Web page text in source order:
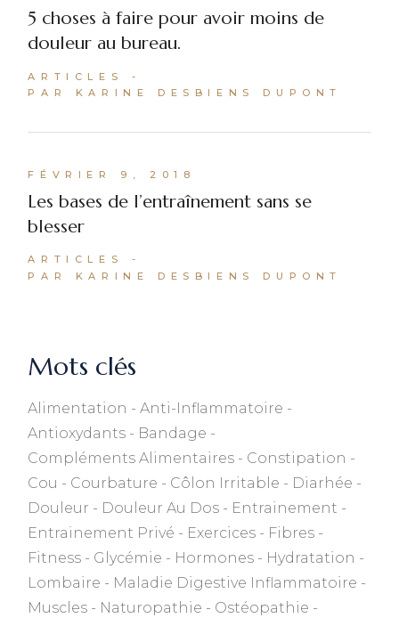
5 choses à faire pour avoir moins de
douleur au bureau.
ARTICLES
PAR KARINE DESBIENS DUPONT
FÉVRIER 9, 2018
Les bases de l’entraînement sans se
blesser
ARTICLES
PAR KARINE DESBIENS DUPONT
Mots clés
Alimentation
Anti-Inflammatoire
Antioxydants
Bandage
Compléments Alimentaires
Constipation
Cou
Courbature Côlon Irritable
Diarhée
Douleur
Douleur Au Dos
Entrainement
Entrainement Privé
Exercices
Fibres
Fitness
Glycémie Hormones
Hydratation
Lombaire
Maladie Digestive Inflammatoire
Muscles
Naturopathie
Ostéopathie